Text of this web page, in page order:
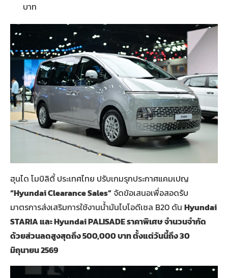
บาท
ฮุนได โมบิลิตี้ ประเทศไทย ปรับเกมรุกประกาศแคมเปญ
“Hyundai Clearance Sales”จัดข้อเสนอเพื่อสอดรับ
มาตรการส่งเสริมการใช้งานน้ำมันไบโอดีเซล B20 ดัน Hyundai
STARIA และ Hyundai PALISADE ราคาพิเศษ จำนวนจำกัด
ด้วยส่วนลดสูงสุดถึง 500,000 บาท ตั้งแต่วันนี้ถึง 30
มิถุนายน 2569